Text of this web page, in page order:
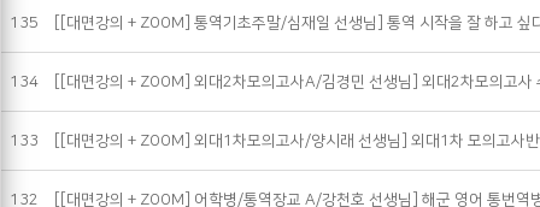
135 [[대면강의 + ZOOM] 통역기초주말/심재일 선생님] 통역 시작을 잘 하고 싶
134 [[대면강의 + ZOOM] 외대2차모의고사A/김경민 선생님] 외대2차모의고사
133 [[대면강의 + ZOOM] 외대1차모의고사/양시래 선생님] 외대1차 모의고사
132 [[대면강의 + ZOOM] 어학병/통역장교 A/강천호 선생님] 해군 영어 통번